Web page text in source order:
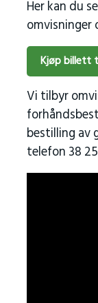
Her kan du
Kjøp billett
Vi tilbyr
bestilling av
telefon 38